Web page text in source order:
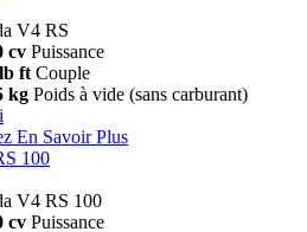
V4 RS
cv Puissance
ft Couple
kg Poids à vide (sans carburant)
i
En Savoir Plus
100
V4 RS 100
cv Puissance